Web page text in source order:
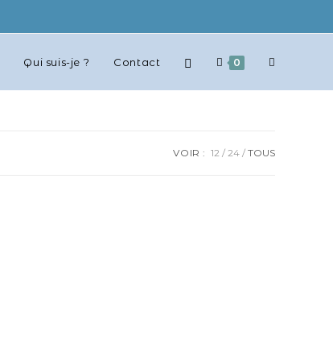
Qui suis-je ? Contact 0
VOIR : 12 24 TOUS